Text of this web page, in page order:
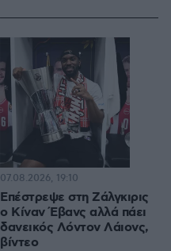
Επέστρεψε στη Ζάλγκιρις
ο Κίναν Έβανς αλλά πάει
δανεικός Λόντον Λάιονς,
βίντεο
07.08.2026, 19:10